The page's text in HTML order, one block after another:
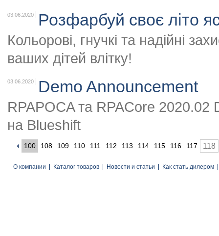
03.06.2020 Розфарбуй своє літо
Кольорові, гнучкі та надійні
ваших дітей влітку!
03.06.2020 Demo Announcement
RPAPOCA та RPACore 2020.02
на Blueshift
100 108 109 110 111 112 113 114 115 116 117 118
О компании Каталог товаров Новости и статьи Как стать дилером